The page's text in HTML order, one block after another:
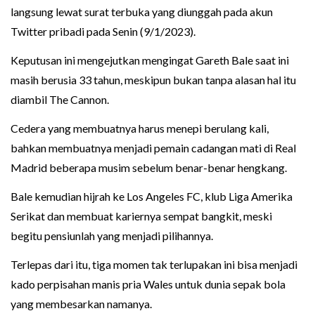
langsung lewat surat terbuka yang diunggah pada akun
Twitter pribadi pada Senin (9/1/2023).
Keputusan ini mengejutkan mengingat Gareth Bale saat ini
masih berusia 33 tahun, meskipun bukan tanpa alasan hal itu
diambil The Cannon.
Cedera yang membuatnya harus menepi berulang kali,
bahkan membuatnya menjadi pemain cadangan mati di Real
Madrid beberapa musim sebelum benar-benar hengkang.
Bale kemudian hijrah ke Los Angeles FC, klub Liga Amerika
Serikat dan membuat kariernya sempat bangkit, meski
begitu pensiunlah yang menjadi pilihannya.
Terlepas dari itu, tiga momen tak terlupakan ini bisa menjadi
kado perpisahan manis pria Wales untuk dunia sepak bola
yang membesarkan namanya.